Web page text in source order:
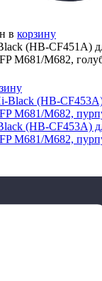
в корзину
(HB-CF451A)
M681/M682,
(HB-CF453A)
M681/M682,